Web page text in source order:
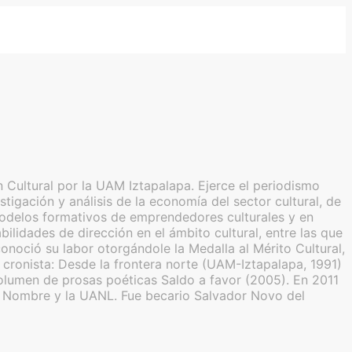
por la UAM Iztapalapa. Ejerce el periodismo
y análisis de la economía del sector cultural, de
formativos de emprendedores culturales y en
de dirección en el ámbito cultural, entre las que
su labor otorgándole la Medalla al Mérito Cultural,
Desde la frontera norte (UAM-Iztapalapa, 1991)
de prosas poéticas Saldo a favor (2005). En 2011
y la UANL. Fue becario Salvador Novo del